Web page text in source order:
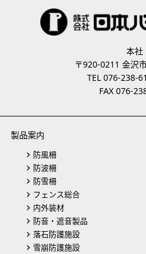
本社
〒920-0211 金沢
TEL 076-238-
FAX 076-
製品案内
防風柵
防波柵
防雪柵
フェンス総合
内外装材
防音・遮音製品
落石防護施設
雪崩防護施設